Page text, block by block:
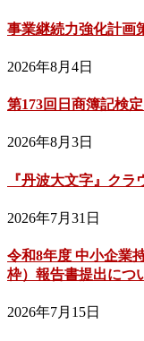
事業継続力強化計画
2026年8月4日
第173回日商簿記検
2026年8月3日
『丹波大文字』ク
2026年7月31日
令和8年度 中小企業
枠）報告書提出につ
2026年7月15日